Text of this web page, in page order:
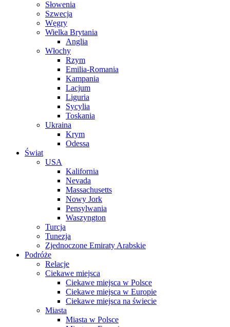
Słowenia
Szwecja
Węgry
Wielka Brytania
Anglia
Włochy
Rzym
Emilia-Romania
Kampania
Lacjum
Liguria
Sycylia
Toskania
Ukraina
Krym
Odessa
Świat
USA
Kalifornia
Nevada
Massachusetts
Nowy Jork
Pensylwania
Waszyngton
Turcja
Tunezja
Zjednoczone Emiraty Arabskie
Podróże
Relacje
Ciekawe miejsca
Ciekawe miejsca w Polsce
Ciekawe miejsca w Europie
Ciekawe miejsca na świecie
Miasta
Miasta w Polsce